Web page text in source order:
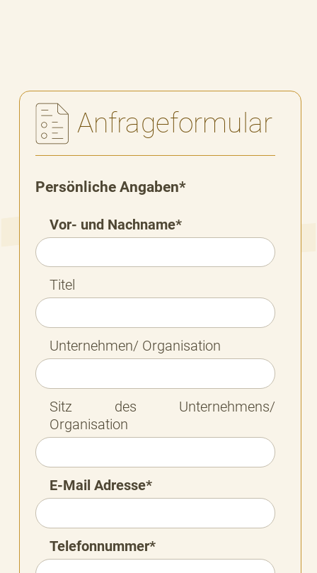
Anfrageformular
Persönliche Angaben*
Vor- und Nachname*
Titel
Unternehmen/ Organisation
Sitz des Unternehmens/
Organisation
E-Mail Adresse*
Telefonnummer*